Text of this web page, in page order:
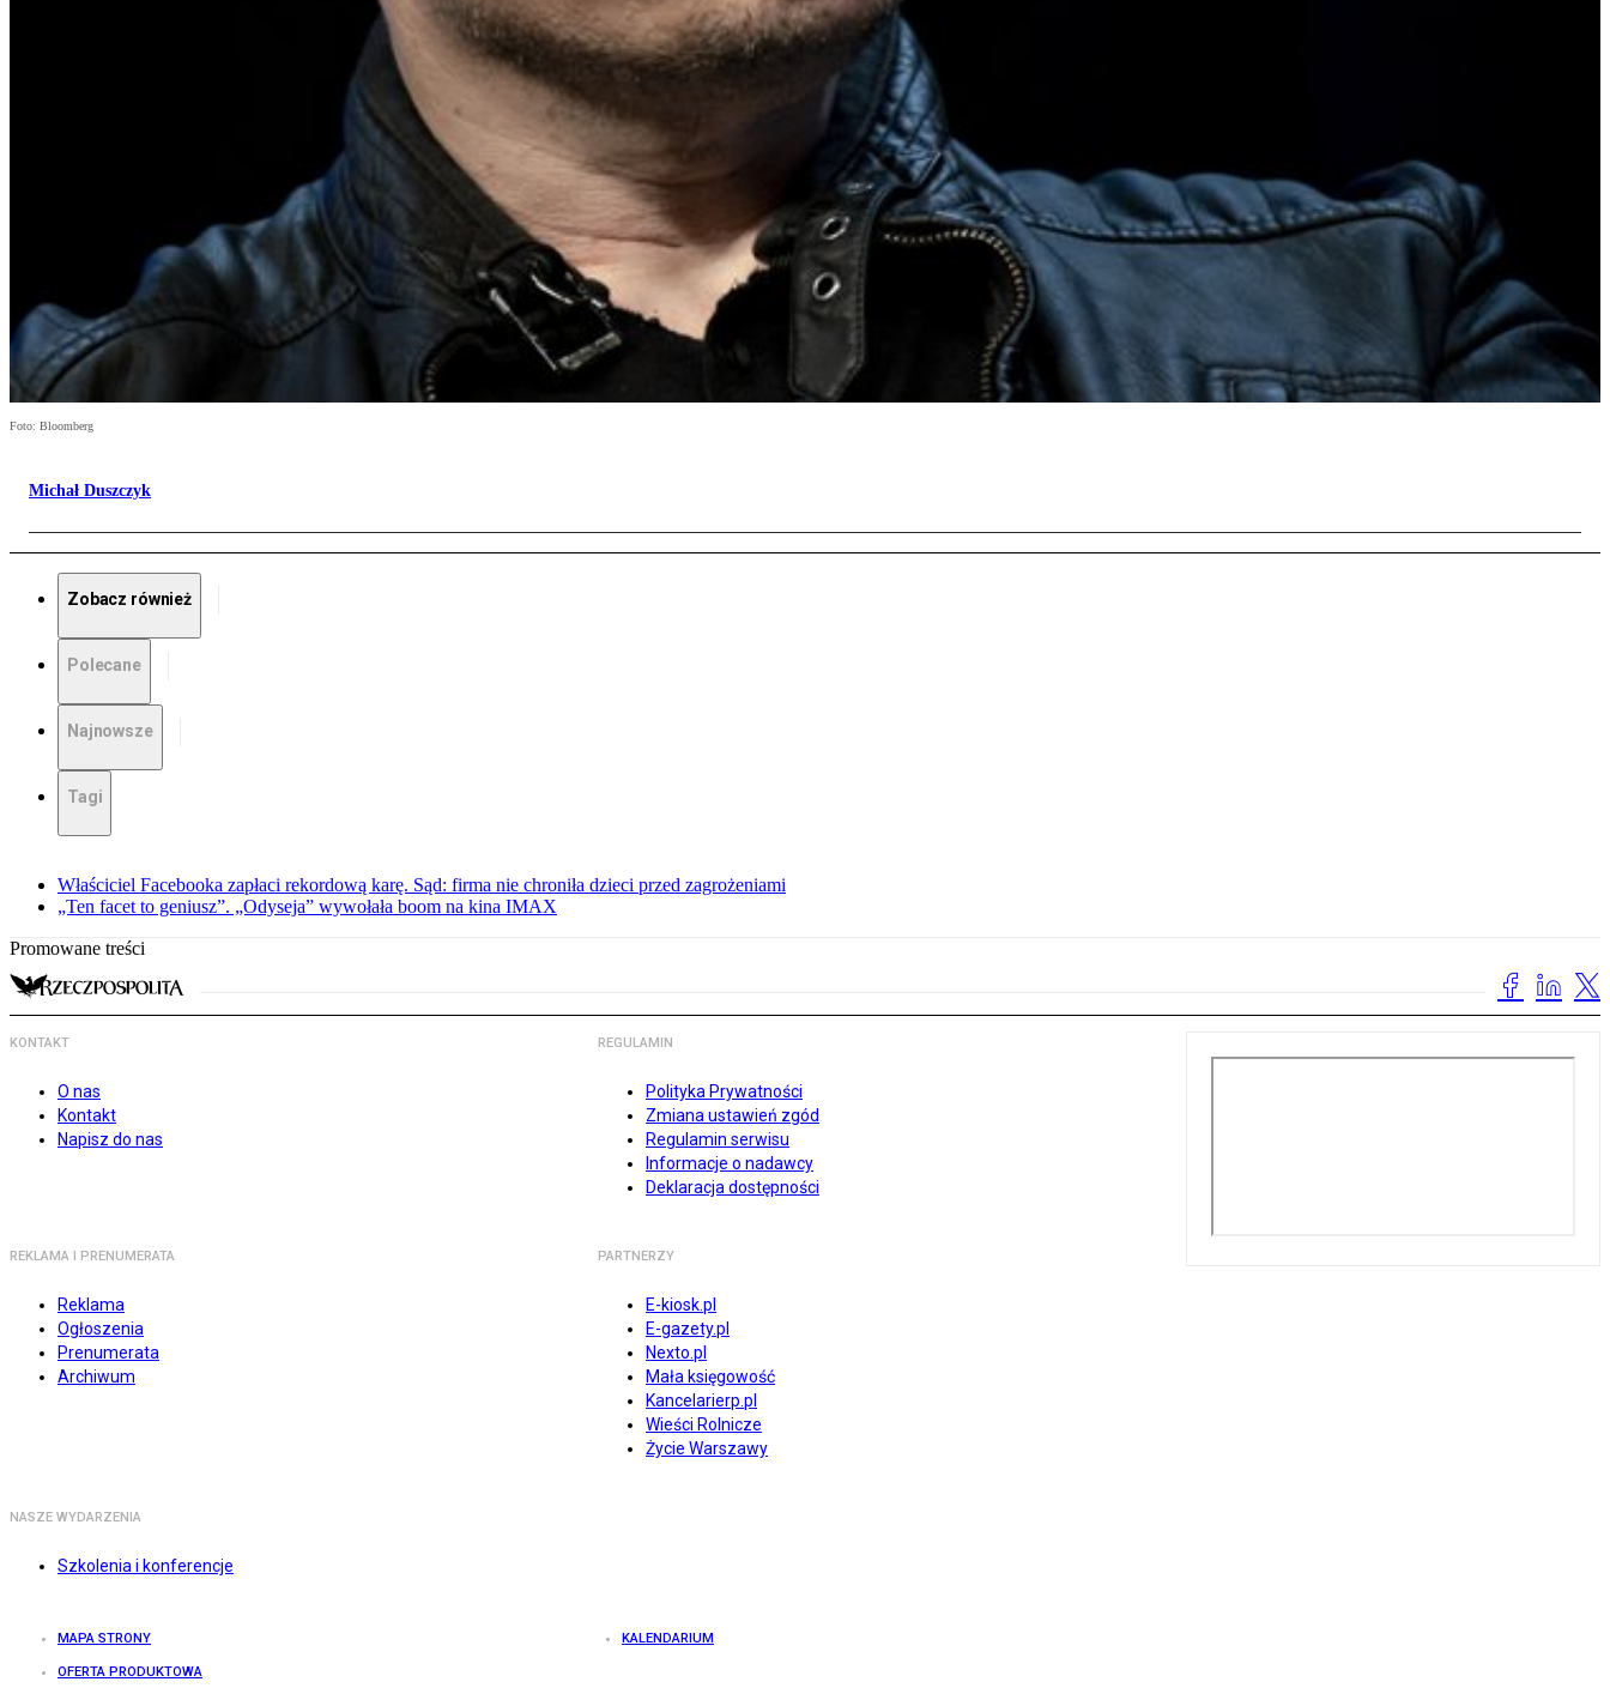
Foto: Bloomberg
Michał Duszczyk
Zobacz również
Polecane
Najnowsze
Tagi
Właściciel Facebooka zapłaci rekordową karę. Sąd: firma nie chroniła dzieci przed zagrożeniami
„Ten facet to geniusz”. „Odyseja” wywołała boom na kina IMAX
Promowane treści
KONTAKT
O nas
Kontakt
Napisz do nas
REGULAMIN
Polityka Prywatności
Zmiana ustawień zgód
Regulamin serwisu
Informacje o nadawcy
Deklaracja dostępności
REKLAMA I PRENUMERATA
Reklama
Ogłoszenia
Prenumerata
Archiwum
PARTNERZY
E-kiosk.pl
E-gazety.pl
Nexto.pl
Mała księgowość
Kancelarierp.pl
Wieści Rolnicze
Życie Warszawy
NASZE WYDARZENIA
Szkolenia i konferencje
MAPA STRONY KALENDARIUM
OFERTA PRODUKTOWA